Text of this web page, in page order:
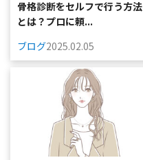
骨格診断をセルフで行う方法
とは？プロに頼...
ブログ2025.02.05